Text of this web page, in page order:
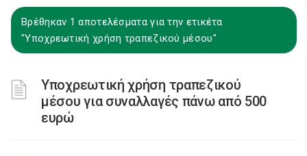
Βρέθηκαν 1 αποτελέσματα για την ετικέτα
"Υποχρεωτική χρήση τραπεζικού μέσου"
Υποχρεωτική χρήση τραπεζικού
μέσου για συναλλαγές πάνω από 500
ευρώ